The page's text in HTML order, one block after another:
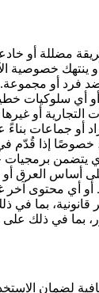
مضللة أو
ينتهك خصوصية
ضد فرد أو مجموعة.
أو أي سلوكيات
التجارية أو
أو جماعات
خصوصًا إذا
يتضمن
أساس العرق
أي محتوى
بما في
في ذلك على
لضمان